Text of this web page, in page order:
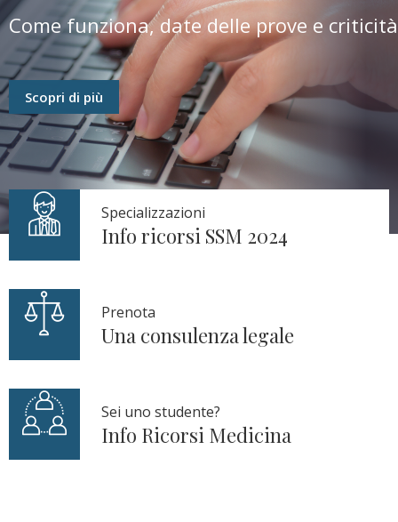
dell’Avv. Pellegrini Quarantotti
corretto trattamento economico.
Specializzazioni
Info ricorsi SSM 2024
Prenota
Una consulenza legale
Sei uno studente?
Info Ricorsi Medicina